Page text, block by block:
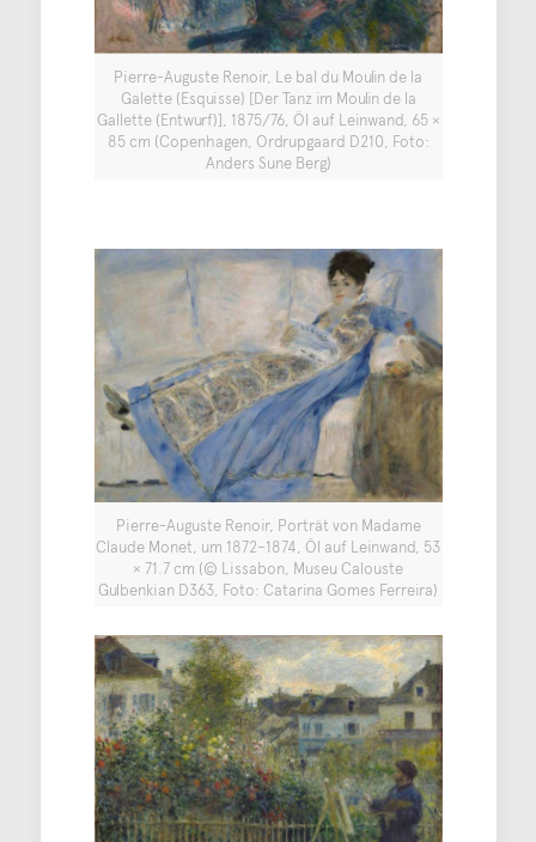
Pierre-Auguste Renoir, Le bal du Moulin de la
Galette (Esquisse) [Der Tanz im Moulin de la
Gallette (Entwurf)], 1875/76, Öl auf Leinwand, 65 ×
85 cm (Copenhagen, Ordrupgaard D210, Foto:
Anders Sune Berg)
Pierre-Auguste Renoir, Porträt von Madame
Claude Monet, um 1872–1874, Öl auf Leinwand, 53
× 71.7 cm (© Lissabon, Museu Calouste
Gulbenkian D363, Foto: Catarina Gomes Ferreira)